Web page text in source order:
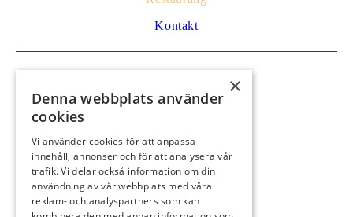
Kontakt
0250 59 29 91
info@moragk.se
Öppettider kansli/shop:
×
Denna webbplats använder
cookies
Vi använder cookies för att anpassa
innehåll, annonser och för att analysera vår
trafik. Vi delar också information om din
användning av vår webbplats med våra
reklam- och analyspartners som kan